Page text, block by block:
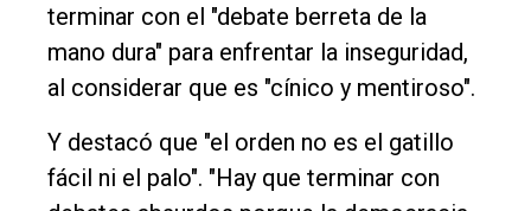
terminar con el "debate berreta de la
mano dura" para enfrentar la inseguridad,
al considerar que es "cínico y mentiroso".
Y destacó que "el orden no es el gatillo
fácil ni el palo". "Hay que terminar con